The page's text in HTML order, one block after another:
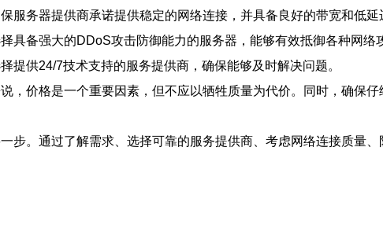
务器提供商承诺提供稳定的网络连接，并具备良好的带宽和低延
备强大的DDoS攻击防御能力的服务器，能够有效抵御各种网络
供24/7技术支持的服务提供商，确保能够及时解决问题。
，价格是一个重要因素，但不应以牺牲质量为代价。同时，确保
步。通过了解需求、选择可靠的服务提供商、考虑网络连接质量